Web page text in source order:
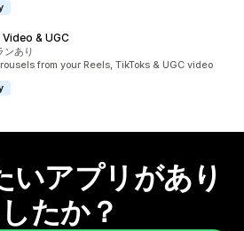
& UGC
ンあり
from your Reels, TikToks & UGC video
いアプリがあり
たか？